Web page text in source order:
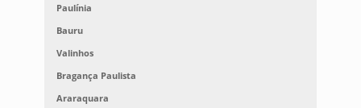
Paulínia
Bauru
Valinhos
Bragança Paulista
Araraquara